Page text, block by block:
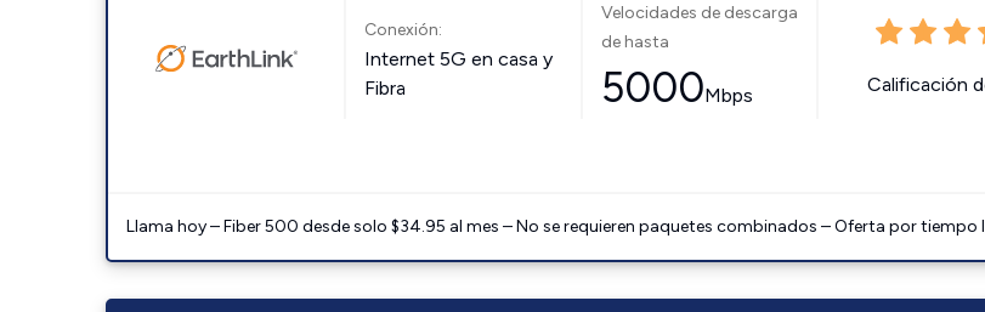
Conexión:
Internet 5G en casa y
Fibra
Velocidades de descarga
de hasta
5000Mbps Calificación
Llama hoy – Fiber 500 desde solo $34.95 al mes – No se requieren paquetes combinados – Oferta por